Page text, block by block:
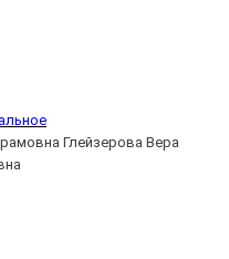
Глейзерова Вера